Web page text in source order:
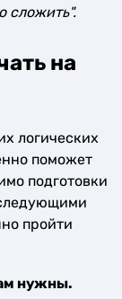
сложить".
на
логических
поможет
подготовки
пройти
нужны.